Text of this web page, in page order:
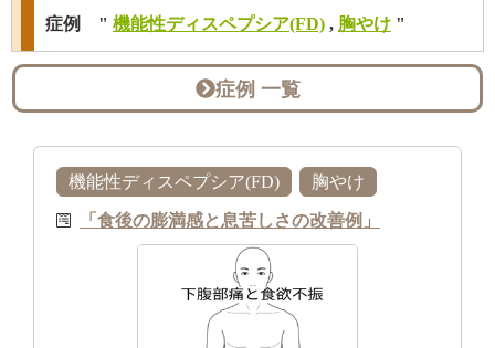
症例 " 機能性ディスペプシア(FD) , 胸やけ "
症例 一覧
機能性ディスペプシア(FD) 胸やけ
「食後の膨満感と息苦しさの改善例」